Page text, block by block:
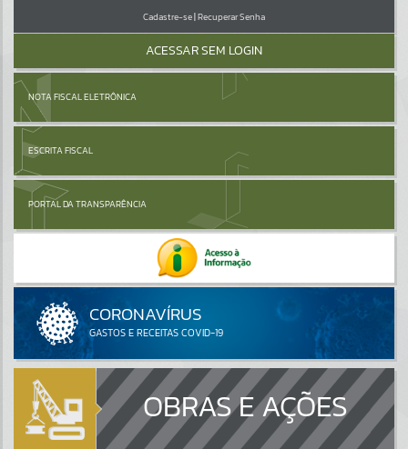
Por favor, aguarde...
Cadastre-se|Recuperar Senha
ACESSAR SEM LOGIN
NOTA FISCAL ELETRÔNICA
ESCRITA FISCAL
PORTAL DA TRANSPARÊNCIA
OBRAS E AÇÕES